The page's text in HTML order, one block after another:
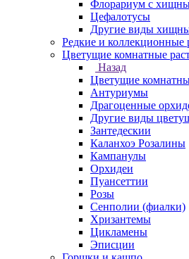
Флорариум с
Цефалотусы
Другие виды
Редкие и коллекционные
Цветущие комнатные
Назад
Цветущие
Антуриумы
Драгоценные
Другие виды
Зантедескии
Каланхоэ Розалины
Кампанулы
Орхидеи
Пуансеттии
Розы
Сенполии (фиалки)
Хризантемы
Цикламены
Эписции